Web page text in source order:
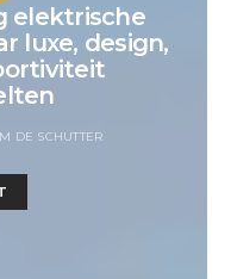
elektrische
luxe, design,
DE SCHUTTER